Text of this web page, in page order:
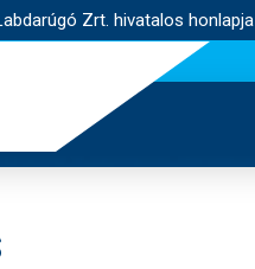
Zrt. hivatalos honlapja